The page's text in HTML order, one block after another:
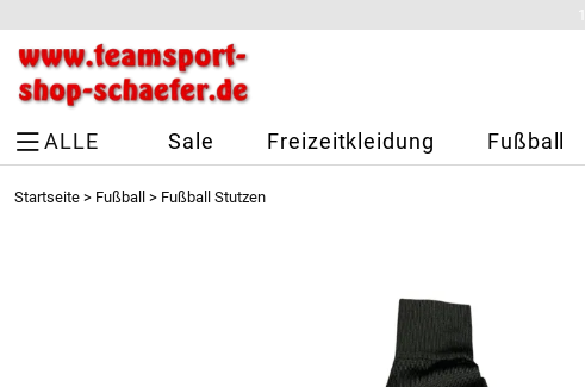
ALLE Sale Freizeitkleidung Fußball
Startseite > Fußball > Fußball Stutzen